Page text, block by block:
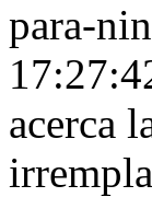
para-
acerca